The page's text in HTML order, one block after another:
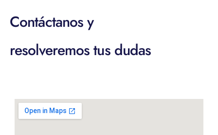
Contáctanos y
resolveremos tus dudas